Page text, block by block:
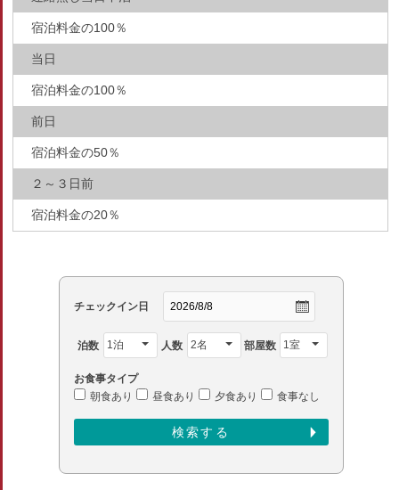
宿泊料金の100％
当日
宿泊料金の100％
前日
宿泊料金の50％
２～３日前
宿泊料金の20％
チェックイン日
泊数 人数 部屋数
お食事タイプ
朝食あり
昼食あり 夕食あり 食事なし